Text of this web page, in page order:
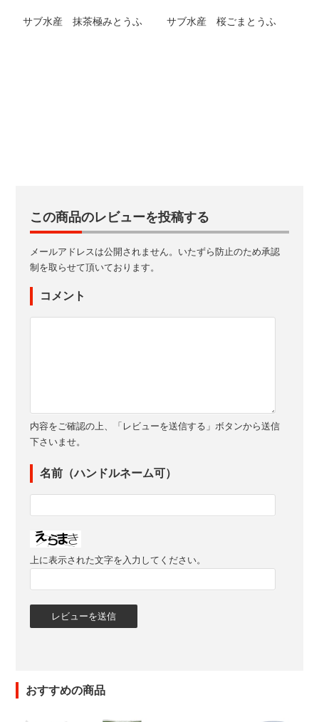
サブ水産 抹茶極みとうふ サブ水産 桜ごまとうふ
この商品のレビューを投稿する
メールアドレスは公開されません。いたずら防止のため承認
制を取らせて頂いております。
コメント
内容をご確認の上、「レビューを送信する」ボタンから送信
下さいませ。
名前（ハンドルネーム可）
上に表示された文字を入力してください。
おすすめの商品